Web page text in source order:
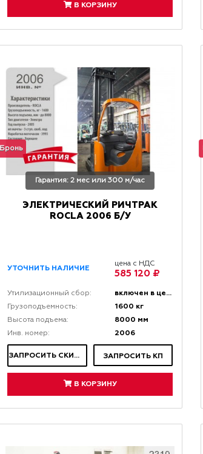
В КОРЗИНУ
Бронь
Гарантия: 2 мес или 300 м/час
ЭЛЕКТРИЧЕСКИЙ РИЧТРАК
ROCLA 2006 Б/У
УТОЧНИТЬ НАЛИЧИЕ
цена с НДС
585 120 ₽
Утилизационный сбор: включен в цену
Грузоподъемность: 1600 кг
Высота подъема: 8000 мм
Инв. номер: 2006
ЗАПРОСИТЬ СКИДКУ ЗАПРОСИТЬ КП
В КОРЗИНУ